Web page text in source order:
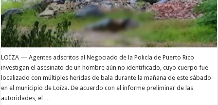
LOÍZA — Agentes adscritos al Negociado de la Policía de Puerto Rico
investigan el asesinato de un hombre aún no identificado, cuyo cuerpo fue
localizado con múltiples heridas de bala durante la mañana de este sábado
en el municipio de Loíza. De acuerdo con el informe preliminar de las
autoridades, el …